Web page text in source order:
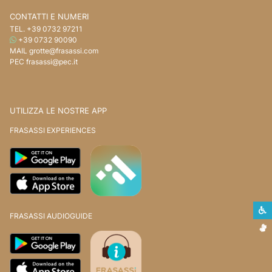
CONTATTI E NUMERI
TEL. +39 0732 97211
WHATSAPP
+39 0732 90090
MAIL grotte@frasassi.com
PEC frasassi@pec.it
UTILIZZA LE NOSTRE APP
FRASASSI EXPERIENCES
FRASASSI AUDIOGUIDE